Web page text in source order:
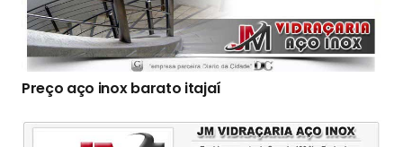
Preço aço inox barato itajaí